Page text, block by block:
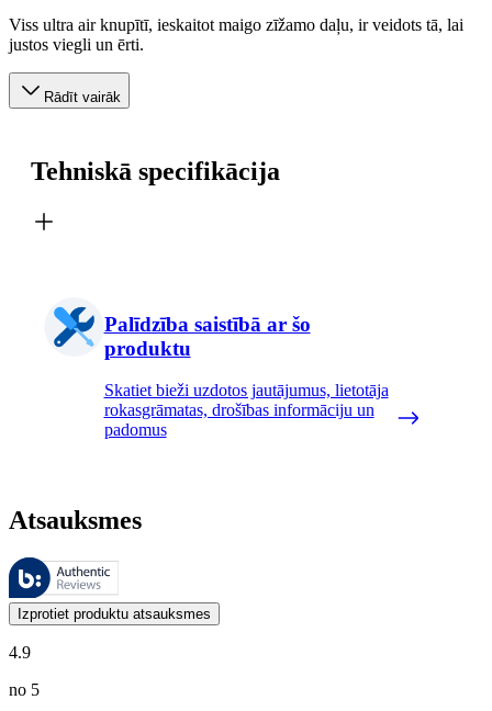
Viss ultra air knupītī, ieskaitot maigo zīžamo daļu, ir veidots tā, lai
justos viegli un ērti.
Rādīt vairāk
Tehniskā specifikācija
Palīdzība saistībā ar šo
produktu
Skatiet bieži uzdotos jautājumus, lietotāja
rokasgrāmatas, drošības informāciju un
padomus
Atsauksmes
Šīs atsauksmes pārvalda Bazaarvoice, un tās atbilst Bazaarvoice
Klientu viedokļi produktu un zvaigžņu vērtējumu veidā ir noderīgi
Izprotiet produktu atsauksmes
4.9
no 5